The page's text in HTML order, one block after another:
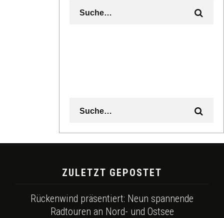
ZULETZT GEPOSTET
Rückenwind präsentiert: Neun spannende
Radtouren an Nord- und Ostsee